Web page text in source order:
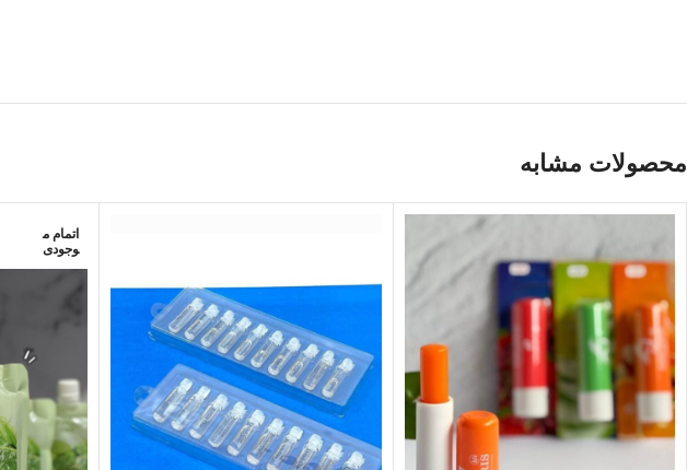
محصولات مشابه
اتمام م
وجودی